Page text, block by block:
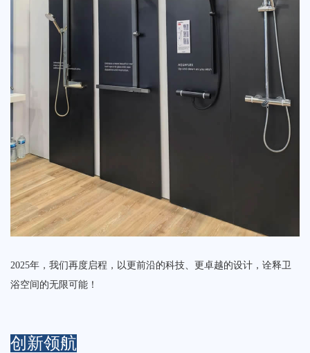
2025年，我们再度启程，以更前沿的科技、更卓越的设计，诠释卫
浴空间的无限可能！
创新领航